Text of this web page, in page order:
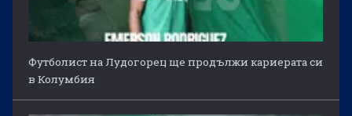
Футболист на Лудогорец ще продължи кариерата си
в Колумбия